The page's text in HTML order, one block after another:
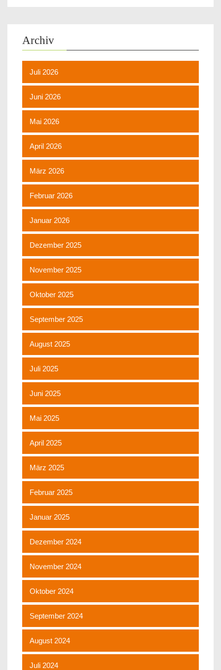
Archiv
Juli 2026
Juni 2026
Mai 2026
April 2026
März 2026
Februar 2026
Januar 2026
Dezember 2025
November 2025
Oktober 2025
September 2025
August 2025
Juli 2025
Juni 2025
Mai 2025
April 2025
März 2025
Februar 2025
Januar 2025
Dezember 2024
November 2024
Oktober 2024
September 2024
August 2024
Juli 2024